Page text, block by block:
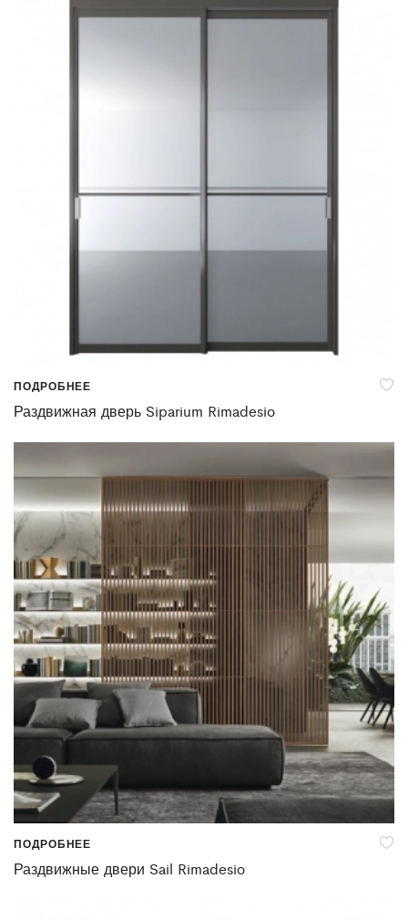
ПОДРОБНЕЕ
Раздвижная дверь Siparium Rimadesio
ПОДРОБНЕЕ
Раздвижные двери Sail Rimadesio